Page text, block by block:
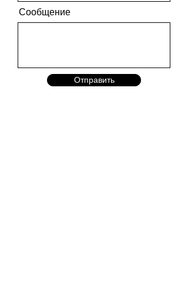
Сообщение
Отправить